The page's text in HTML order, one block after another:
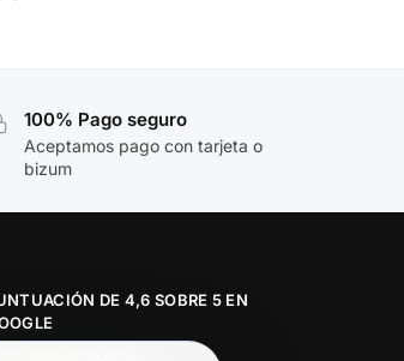
100% Pago seguro
Aceptamos pago con tarjeta o
bizum
DE 4,6 SOBRE 5 EN